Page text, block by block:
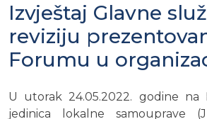
Izvještaj Glavne
reviziju
Forumu u
U utorak 24.05.2022. godine na
jedinica lokalne samouprave